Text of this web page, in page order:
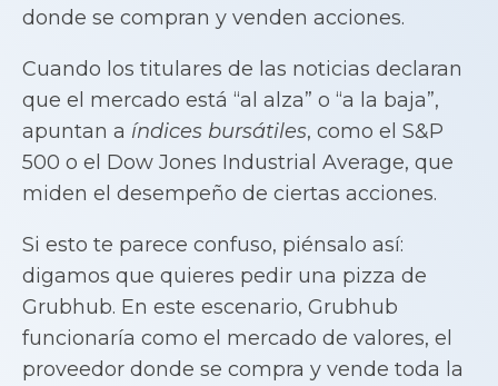
donde se compran y venden acciones.
Cuando los titulares de las noticias declaran
que el mercado está “al alza” o “a la baja”,
apuntan a índices bursátiles, como el S&P
500 o el Dow Jones Industrial Average, que
miden el desempeño de ciertas acciones.
Si esto te parece confuso, piénsalo así:
digamos que quieres pedir una pizza de
Grubhub. En este escenario, Grubhub
funcionaría como el mercado de valores, el
proveedor donde se compra y vende toda la